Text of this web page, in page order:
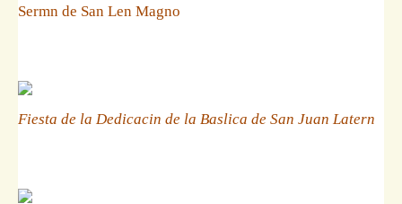
Sermn de San Len Magno
Fiesta de la Dedicacin de la Baslica de San Juan Latern